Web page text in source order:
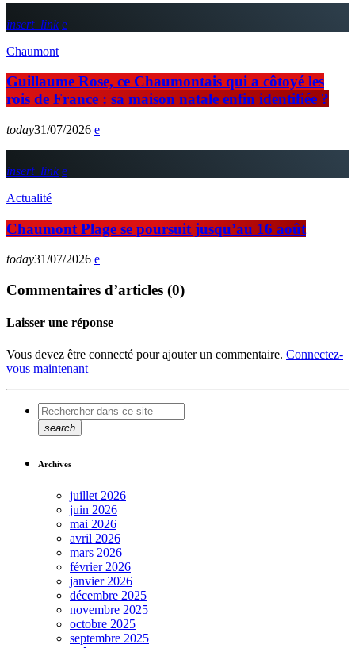
insert_link
Chaumont
Guillaume Rose, ce Chaumontais qui a côtoyé les
rois de France : sa maison natale enfin identifiée ?
today31/07/2026
insert_link
Actualité
Chaumont Plage se poursuit jusqu’au 16 août
today31/07/2026
Commentaires d’articles (0)
Laisser une réponse
Vous devez être connecté pour ajouter un commentaire. Connectez-
vous maintenant
search
Archives
juillet 2026
juin 2026
mai 2026
avril 2026
mars 2026
février 2026
janvier 2026
décembre 2025
novembre 2025
octobre 2025
septembre 2025